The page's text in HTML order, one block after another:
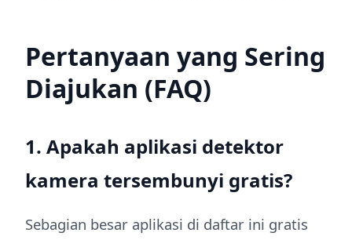
Pertanyaan yang Sering
Diajukan (FAQ)
1. Apakah aplikasi detektor
kamera tersembunyi gratis?
Sebagian besar aplikasi di daftar ini gratis